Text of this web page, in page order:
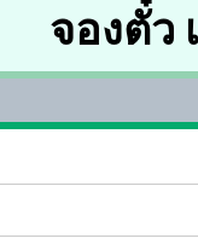
จองตั๋ว